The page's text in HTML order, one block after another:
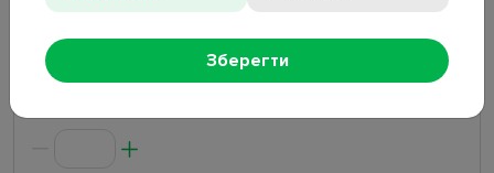
Станок для гоління Gillette Venus 3 Sensitive,
жіночий, одноразовий, пластик, сталь, 3 леза, 3шт
Зберегти